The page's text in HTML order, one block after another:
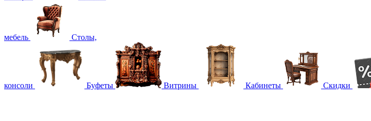
мебель Столы,
консоли Буфеты Витрины Кабинеты Скидки